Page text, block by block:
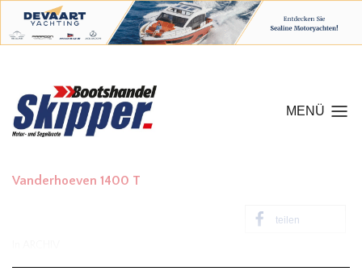
MENÜ
Vanderhoeven 1400 T
teilen